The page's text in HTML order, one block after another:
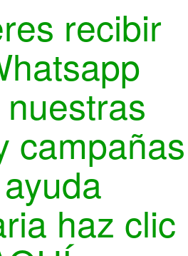
recibir
campañas
haz clic